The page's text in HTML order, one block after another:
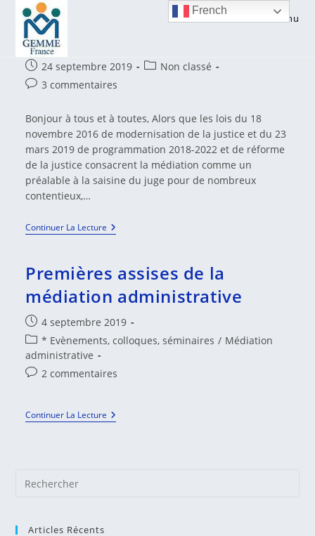
content
Menu
Le Livre Blanc de la Médiation
Publication
publiée :
24 septembre 2019
PostNon classé
Commentaires
la
publication :
3 commentaires
Bonjour à tous et à toutes, Alors que les lois du 18
novembre 2016 de modernisation de la justice et du 23
mars 2019 de programmation 2018-2022 et de réforme
de la justice consacrent la médiation comme un
préalable à la saisine du juge pour de nombreux
contentieux,…
Continuer La LectureLe
Livre
La
Médiation
Premières assises de la
médiation administrative
Publication
publiée :
4 septembre 2019
Post
category:
* Evènements, colloques, séminaires / Médiation
administrative
Commentaires
publication :
2 commentaires
Continuer La LecturePremières
Assises
Articles Récents
French